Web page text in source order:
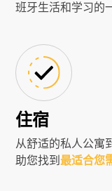
班牙生活和学习的
住宿
从舒适的私人公寓
助您找到最适合您